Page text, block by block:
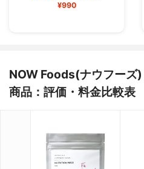
¥990
NOW Foods(ナウフーズ
商品：評価・料金比較表